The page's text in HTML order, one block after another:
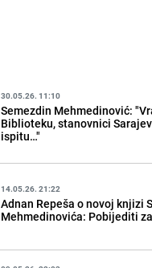
30.05.26. 11:10
Semezdin Mehmedinović:
Biblioteku, stanovnici
ispitu…"
14.05.26. 21:22
Adnan Repeša o novoj knjizi
Mehmedinovića: Pobijediti